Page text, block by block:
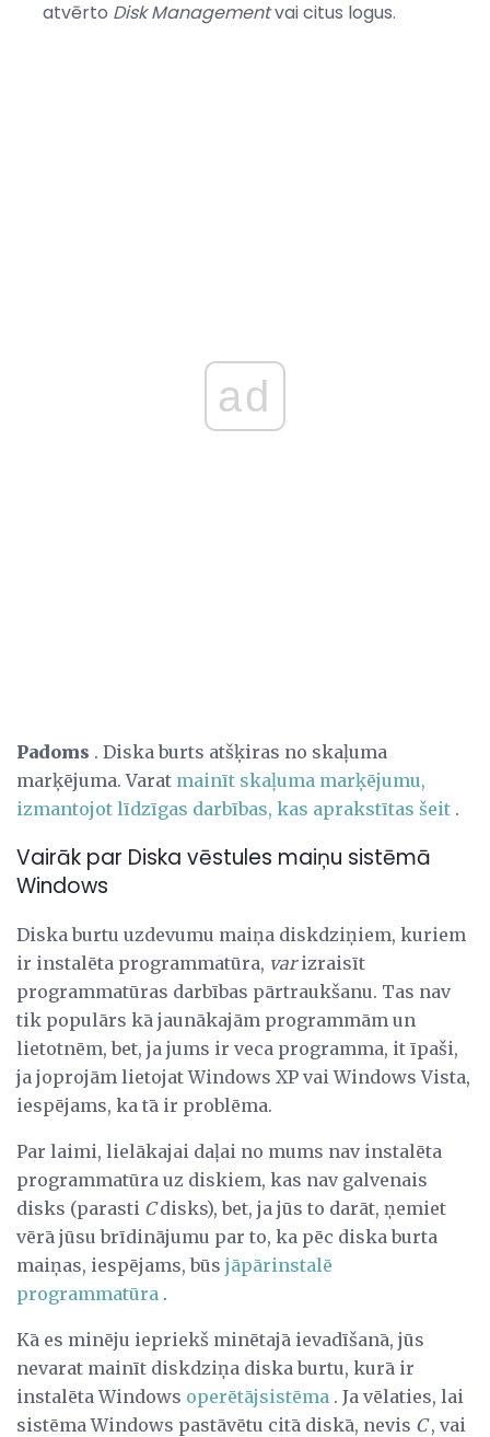
atvērto Disk Managementvai citus logus.
ad
Padoms . Diska burts atšķiras no skaļuma
marķējuma. Varat mainīt skaļuma marķējumu,
izmantojot līdzīgas darbības, kas aprakstītas šeit .
Vairāk par Diska vēstules maiņu sistēmā
Windows
Diska burtu uzdevumu maiņa diskdziņiem, kuriem
ir instalēta programmatūra, varizraisīt
programmatūras darbības pārtraukšanu. Tas nav
tik populārs kā jaunākajām programmām un
lietotnēm, bet, ja jums ir veca programma, it īpaši,
ja joprojām lietojat Windows XP vai Windows Vista,
iespējams, ka tā ir problēma.
Par laimi, lielākajai daļai no mums nav instalēta
programmatūra uz diskiem, kas nav galvenais
disks (parasti Cdisks), bet, ja jūs to darāt, ņemiet
vērā jūsu brīdinājumu par to, ka pēc diska burta
maiņas, iespējams, būs jāpārinstalē
programmatūra .
Kā es minēju iepriekš minētajā ievadīšanā, jūs
nevarat mainīt diskdziņa diska burtu, kurā ir
instalēta Windows operētājsistēma . Ja vēlaties, lai
sistēma Windows pastāvētu citā diskā, nevis C, vai